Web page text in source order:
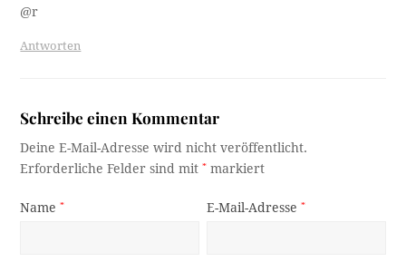
@r
Antworten
Schreibe einen Kommentar
Deine E-Mail-Adresse wird nicht veröffentlicht.
Erforderliche Felder sind mit* markiert
Name* E-Mail-Adresse*